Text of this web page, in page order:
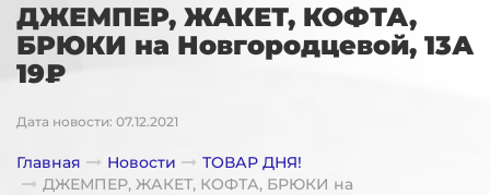
ДЖЕМПЕР, ЖАКЕТ, КОФТА,
БРЮКИ на Новгородцевой, 13А
19₽
Дата новости: 07.12.2021
Главная Новости
ТОВАР ДНЯ!
ДЖЕМПЕР, ЖАКЕТ, КОФТА, БРЮКИ на